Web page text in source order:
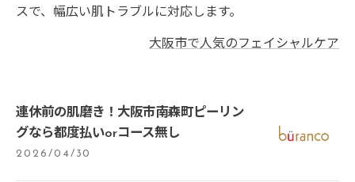
スで、幅広い肌トラブルに対応します。
大阪市で人気のフェイシャルケア
連休前の肌磨き！大阪市南森町ピーリン
グなら都度払いorコース無し
2026/04/30